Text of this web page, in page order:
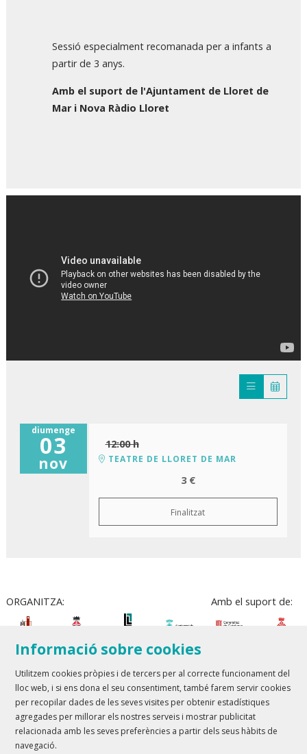
Sessió especialment recomanada per a infants a
partir de 3 anys.
Amb el suport de l'Ajuntament de Lloret de
Mar i Nova Ràdio Lloret
diumenge
03
nov
12:00 h
TEATRE DE LLORET DE MAR
3 €
Finalitzat
ORGANITZA: Amb el suport de:
Teatre Lloret de Mar| T 972 361 835
Teatre de Blanes| T 972 358 473
Sitemap Avís Legal Ús de Cookies Contactar
Informació sobre cookies
Utilitzem cookies pròpies i de tercers per al correcte funcionament del
lloc web, i si ens dona el seu consentiment, també farem servir cookies
per recopilar dades de les seves visites per obtenir estadístiques
agregades per millorar els nostres serveis i mostrar publicitat
relacionada amb les seves preferències a partir dels seus hàbits de
navegació.